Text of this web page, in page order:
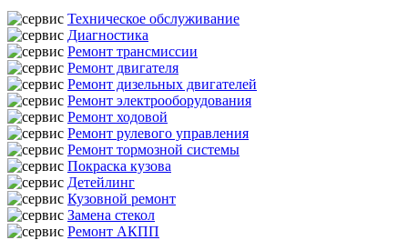
Техническое обслуживание
Диагностика
Ремонт трансмиссии
Ремонт двигателя
Ремонт дизельных двигателей
Ремонт электрооборудования
Ремонт ходовой
Ремонт рулевого управления
Ремонт тормозной системы
Покраска кузова
Детейлинг
Кузовной ремонт
Замена стекол
Ремонт АКПП